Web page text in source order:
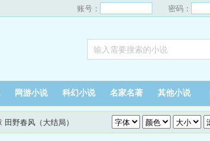
账号： 密码：
网游小说 科幻小说 名家名著 其他小说
野春风（大结局）